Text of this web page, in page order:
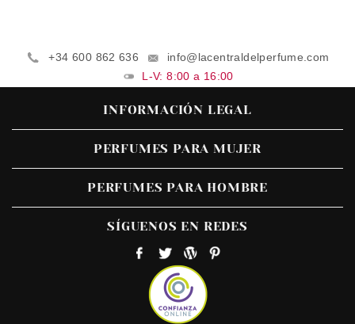
+34 600 862 636
info@lacentraldelperfume.com
L-V: 8:00 a 16:00
INFORMACIÓN LEGAL
PERFUMES PARA MUJER
PERFUMES PARA HOMBRE
SÍGUENOS EN REDES